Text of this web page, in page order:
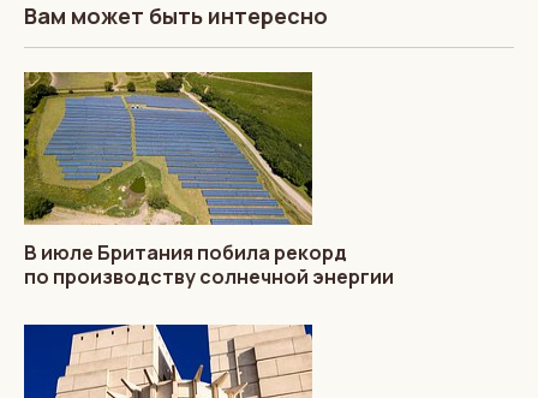
Вам может быть интересно
В июле Британия побила рекорд
по производству солнечной энергии